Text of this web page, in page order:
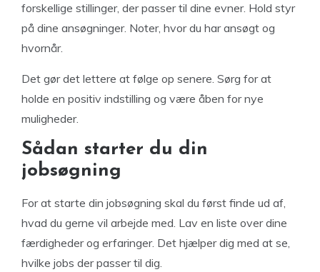
forskellige stillinger, der passer til dine evner. Hold styr
på dine ansøgninger. Noter, hvor du har ansøgt og
hvornår.
Det gør det lettere at følge op senere. Sørg for at
holde en positiv indstilling og være åben for nye
muligheder.
Sådan starter du din
jobsøgning
For at starte din jobsøgning skal du først finde ud af,
hvad du gerne vil arbejde med. Lav en liste over dine
færdigheder og erfaringer. Det hjælper dig med at se,
hvilke jobs der passer til dig.